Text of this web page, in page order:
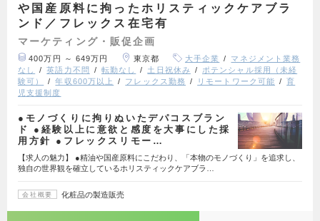
や国産原料に拘ったホリスティックケアブラ
ンド／フレックス在宅有
マーケティング・販促企画
400万円 ～ 649万円 東京都 大手企業
マネジメント業務
なし
英語力不問 転勤なし 土日祝休み
ポテンシャル採用（未経
験可）
年収600万以上 フレックス勤務 リモートワーク可能
育
児支援制度
●モノづくりに拘りぬいたデパコスブラン
ド ●経験以上に意欲と感度を大事にした採
用方針 ●フレックスリモー…
【求人の魅力】 ●精油や国産原料にこだわり、「本物のモノづくり」を追求し、
独自の世界観を確立しているホリスティックケアブラ…
会社概要 化粧品の製造販売